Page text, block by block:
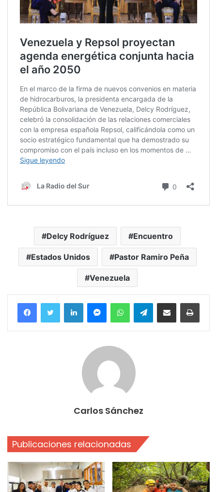
Delcy Rodríguez Encuentro
Estados Unidos Pastor Ramiro Peña
Venezuela
FacebookTwitter LinkedInMessengerWhatsAppTelegramCompartir por correo electrónico
Carlos Sánchez
Publicaciones relacionadas